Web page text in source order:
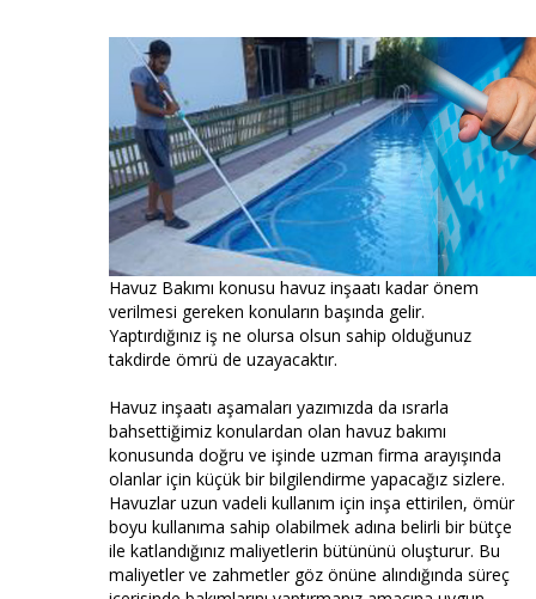
Havuz Bakımı konusu havuz inşaatı kadar önem
verilmesi gereken konuların başında gelir.
Yaptırdığınız iş ne olursa olsun sahip olduğunuz
takdirde ömrü de uzayacaktır.
Havuz inşaatı aşamaları yazımızda da ısrarla
bahsettiğimiz konulardan olan havuz bakımı
konusunda doğru ve işinde uzman firma arayışında
olanlar için küçük bir bilgilendirme yapacağız sizlere.
Havuzlar uzun vadeli kullanım için inşa ettirilen, ömür
boyu kullanıma sahip olabilmek adına belirli bir bütçe
ile katlandığınız maliyetlerin bütününü oluşturur. Bu
maliyetler ve zahmetler göz önüne alındığında süreç